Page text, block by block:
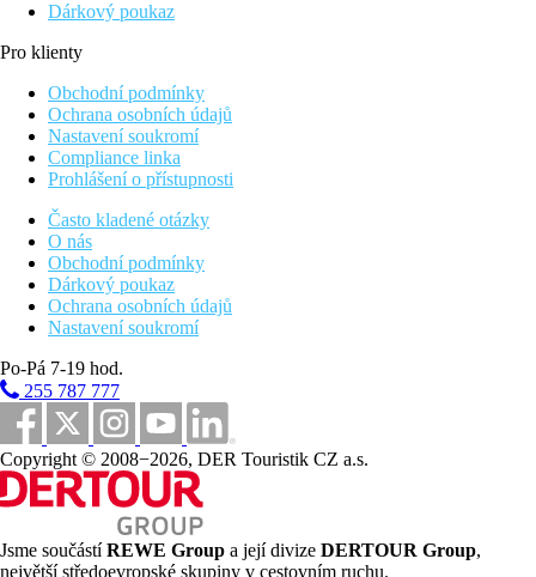
Dárkový poukaz
Pro klienty
Obchodní podmínky
Ochrana osobních údajů
Nastavení soukromí
Compliance linka
Prohlášení o přístupnosti
Často kladené otázky
O nás
Obchodní podmínky
Dárkový poukaz
Ochrana osobních údajů
Nastavení soukromí
Po-Pá 7-19 hod.
255 787 777
Copyright © 2008−2026, DER Touristik CZ a.s.
Jsme součástíREWE Group a její divize DERTOUR Group,
největší středoevropské skupiny v cestovním ruchu.